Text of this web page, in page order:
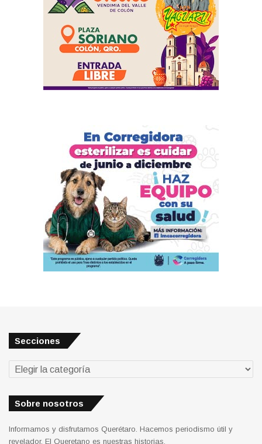
Secciones
Secciones
Sobre nosotros
Informamos y disfrutamos Querétaro. Hacemos periodismo útil y
revelador. El Queretano es nuestras historias.